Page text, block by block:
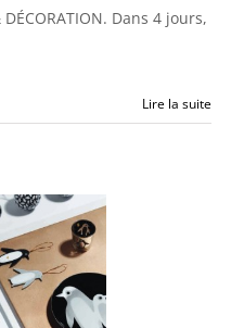
DÉCORATION. Dans 4 jours,
Lire la suite